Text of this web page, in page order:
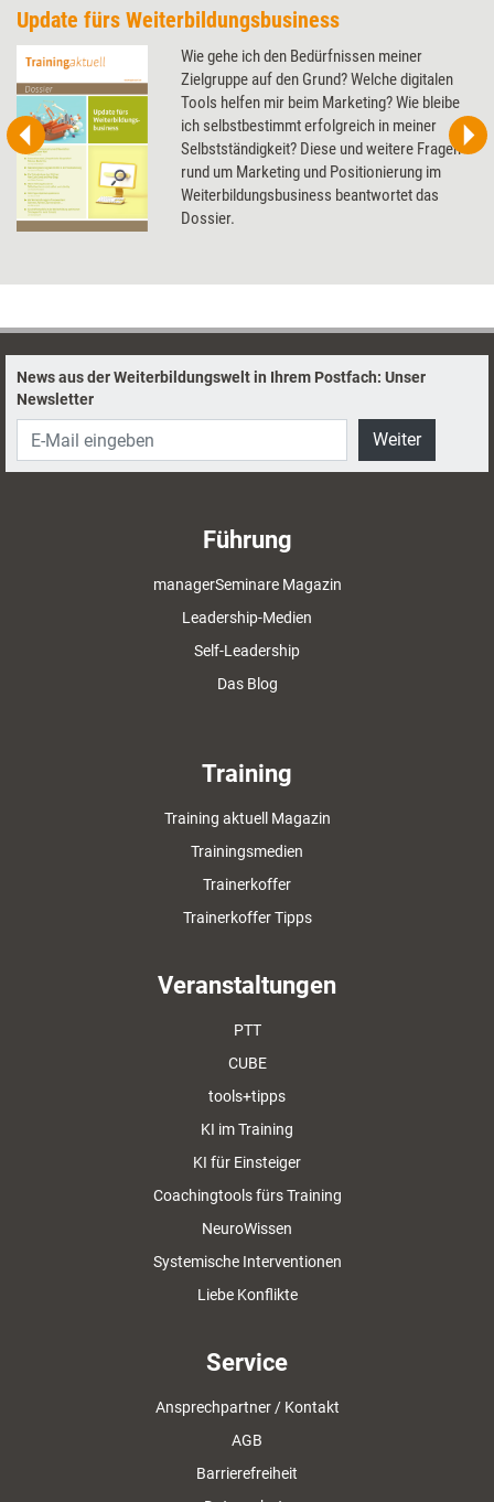
Update fürs Weiterbildungsbusiness
Wie gehe ich den Bedürfnissen meiner
Zielgruppe auf den Grund? Welche digitalen
Tools helfen mir beim Marketing? Wie bleibe
ich selbstbestimmt erfolgreich in meiner
Selbstständigkeit? Diese und weitere Fragen
rund um Marketing und Positionierung im
Weiterbildungsbusiness beantwortet das
Dossier.
News aus der Weiterbildungswelt in Ihrem Postfach: Unser
Newsletter
Weiter
Führung
managerSeminare Magazin
Leadership-Medien
Self-Leadership
Das Blog
Training
Training aktuell Magazin
Trainingsmedien
Trainerkoffer
Trainerkoffer Tipps
Veranstaltungen
PTT
CUBE
tools+tipps
KI im Training
KI für Einsteiger
Coachingtools fürs Training
NeuroWissen
Systemische Interventionen
Liebe Konflikte
Service
Ansprechpartner / Kontakt
AGB
Barrierefreiheit